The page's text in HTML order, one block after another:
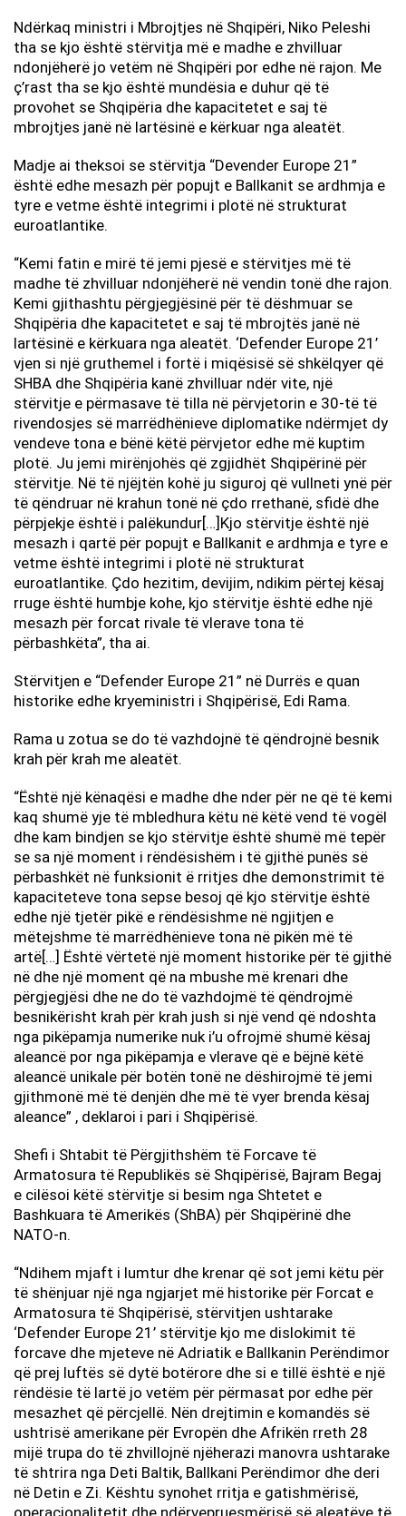
Ndërkaq ministri i Mbrojtjes në Shqipëri, Niko Peleshi
tha se kjo është stërvitja më e madhe e zhvilluar
ndonjëherë jo vetëm në Shqipëri por edhe në rajon. Me
ç’rast tha se kjo është mundësia e duhur që të
provohet se Shqipëria dhe kapacitetet e saj të
mbrojtjes janë në lartësinë e kërkuar nga aleatët.
Madje ai theksoi se stërvitja “Devender Europe 21”
është edhe mesazh për popujt e Ballkanit se ardhmja e
tyre e vetme është integrimi i plotë në strukturat
euroatlantike.
“Kemi fatin e mirë të jemi pjesë e stërvitjes më të
madhe të zhvilluar ndonjëherë në vendin tonë dhe rajon.
Kemi gjithashtu përgjegjësinë për të dëshmuar se
Shqipëria dhe kapacitetet e saj të mbrojtës janë në
lartësinë e kërkuara nga aleatët. ‘Defender Europe 21’
vjen si një gruthemel i fortë i miqësisë së shkëlqyer që
SHBA dhe Shqipëria kanë zhvilluar ndër vite, një
stërvitje e përmasave të tilla në përvjetorin e 30-të të
rivendosjes së marrëdhënieve diplomatike ndërmjet dy
vendeve tona e bënë këtë përvjetor edhe më kuptim
plotë. Ju jemi mirënjohës që zgjidhët Shqipërinë për
stërvitje. Në të njëjtën kohë ju siguroj që vullneti ynë për
të qëndruar në krahun tonë në çdo rrethanë, sfidë dhe
përpjekje është i palëkundur[…]Kjo stërvitje është një
mesazh i qartë për popujt e Ballkanit e ardhmja e tyre e
vetme është integrimi i plotë në strukturat
euroatlantike. Çdo hezitim, devijim, ndikim përtej kësaj
rruge është humbje kohe, kjo stërvitje është edhe një
mesazh për forcat rivale të vlerave tona të
përbashkëta”, tha ai.
Stërvitjen e “Defender Europe 21” në Durrës e quan
historike edhe kryeministri i Shqipërisë, Edi Rama.
Rama u zotua se do të vazhdojnë të qëndrojnë besnik
krah për krah me aleatët.
“Është një kënaqësi e madhe dhe nder për ne që të kemi
kaq shumë yje të mbledhura këtu në këtë vend të vogël
dhe kam bindjen se kjo stërvitje është shumë më tepër
se sa një moment i rëndësishëm i të gjithë punës së
përbashkët në funksionit ë rritjes dhe demonstrimit të
kapaciteteve tona sepse besoj që kjo stërvitje është
edhe një tjetër pikë e rëndësishme në ngjitjen e
mëtejshme të marrëdhënieve tona në pikën më të
artë[…] Është vërtetë një moment historike për të gjithë
në dhe një moment që na mbushe më krenari dhe
përgjegjësi dhe ne do të vazhdojmë të qëndrojmë
besnikërisht krah për krah jush si një vend që ndoshta
nga pikëpamja numerike nuk i’u ofrojmë shumë kësaj
aleancë por nga pikëpamja e vlerave që e bëjnë këtë
aleancë unikale për botën tonë ne dëshirojmë të jemi
gjithmonë më të denjën dhe më të vyer brenda kësaj
aleance” , deklaroi i pari i Shqipërisë.
Shefi i Shtabit të Përgjithshëm të Forcave të
Armatosura të Republikës së Shqipërisë, Bajram Begaj
e cilësoi këtë stërvitje si besim nga Shtetet e
Bashkuara të Amerikës (ShBA) për Shqipërinë dhe
NATO-n.
“Ndihem mjaft i lumtur dhe krenar që sot jemi këtu për
të shënjuar një nga ngjarjet më historike për Forcat e
Armatosura të Shqipërisë, stërvitjen ushtarake
‘Defender Europe 21’ stërvitje kjo me dislokimit të
forcave dhe mjeteve në Adriatik e Ballkanin Perëndimor
që prej luftës së dytë botërore dhe si e tillë është e një
rëndësie të lartë jo vetëm për përmasat por edhe për
mesazhet që përcjellë. Nën drejtimin e komandës së
ushtrisë amerikane për Evropën dhe Afrikën rreth 28
mijë trupa do të zhvillojnë njëherazi manovra ushtarake
të shtrira nga Deti Baltik, Ballkani Perëndimor dhe deri
në Detin e Zi. Kështu synohet rritja e gatishmërisë,